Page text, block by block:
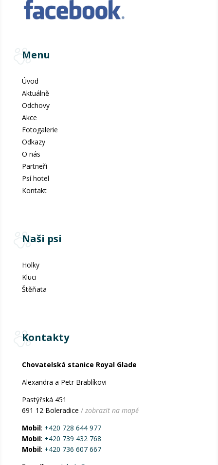
Menu
Úvod
Aktuálně
Odchovy
Akce
Fotogalerie
Odkazy
O nás
Partneři
Psí hotel
Kontakt
Naši psi
Holky
Kluci
Štěňata
Kontakty
Chovatelská stanice Royal Glade
Alexandra a Petr Brablíkovi
Pastýřská 451
691 12 Boleradice / zobrazit na mapě
Mobil: +420 728 644 977
Mobil: +420 739 432 768
Mobil: +420 736 607 667